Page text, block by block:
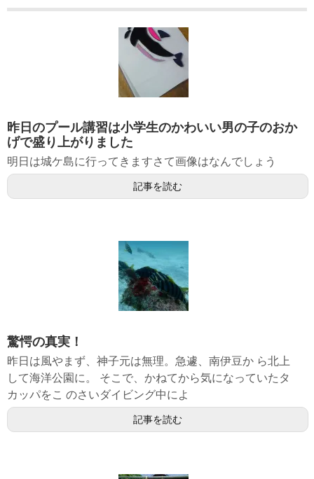
昨日のプール講習は小学生のかわいい男の子のおか
げで盛り上がりました
明日は城ケ島に行ってきますさて画像はなんでしょう
記事を読む
驚愕の真実！
昨日は風やまず、神子元は無理。急遽、南伊豆か ら北上
して海洋公園に。 そこで、かねてから気になっていたタ
カッパをこ のさいダイビング中によ
記事を読む